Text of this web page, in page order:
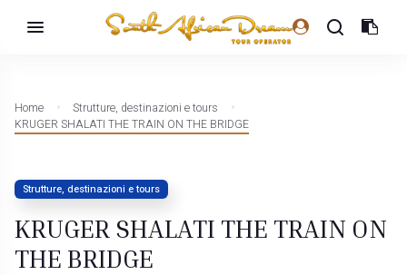
Home
Strutture, destinazioni e tours
KRUGER SHALATI THE TRAIN ON THE BRIDGE
Strutture, destinazioni e tours
KRUGER SHALATI THE TRAIN ON
THE BRIDGE